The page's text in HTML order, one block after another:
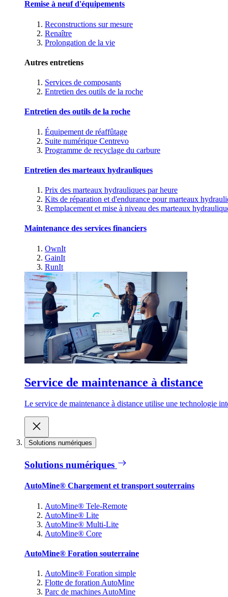
Remise à neuf d'équipements
Reconstructions sur mesure
Renaître
Prolongation de la vie
Autres entretiens
Services de composants
Entretien des outils de la roche
Entretien des outils de la roche
Équipement de réaffûtage
Suite numérique Centrevo
Programme de recyclage du carbure
Entretien des marteaux hydrauliques
Prix des marteaux hydrauliques par heure
Kits de réparation et d'endurance pour marteaux
Remplacement et mise à niveau des marteaux
Maintenance des services financiers
OwnIt
GainIt
RunIt
Service de maintenance à distance
Le service de maintenance à distance utilise une technologie
Solutions numériques
Solutions numériques
AutoMine® Chargement et transport souterrains
AutoMine® Tele-Remote
AutoMine® Lite
AutoMine® Multi-Lite
AutoMine® Core
AutoMine® Foration souterraine
AutoMine® Foration simple
Flotte de foration AutoMine
Parc de machines AutoMine